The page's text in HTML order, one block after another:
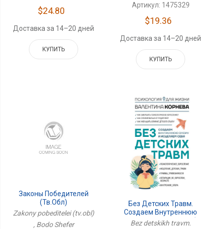
$24.80
Доставка за 14–20 дней
КУПИТЬ
Артикул: 1475329
$19.36
Доставка за 14–20 дней
КУПИТЬ
Законы Победителей
(тв.обл)
Zakony pobeditelei (tv.obl)
, Bodo Shefer
Без Детских Травм.
Создаем Внутреннюю
Опору И Исцеляем Себя
Bez detskikh travm.